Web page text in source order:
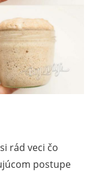
rád veci čo
postupe